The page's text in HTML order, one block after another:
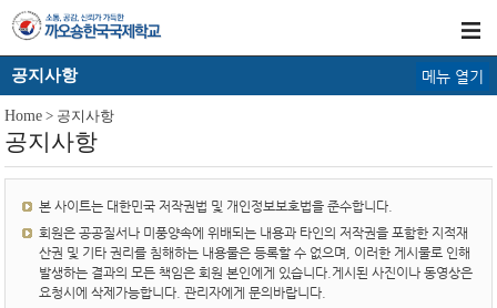
공지사항 메뉴 열기
Home > 공지사항
공지사항
본 사이트는 대한민국 저작권법 및 개인정보보호법을 준수합니다.
회원은 공공질서나 미풍양속에 위배되는 내용과 타인의 저작권을 포함한 지적재
산권 및 기타 권리를 침해하는 내용물은 등록할 수 없으며, 이러한 게시물로 인해
발생하는 결과의 모든 책임은 회원 본인에게 있습니다.게시된 사진이나 동영상은
요청시에 삭제가능합니다. 관리자에게 문의바랍니다.